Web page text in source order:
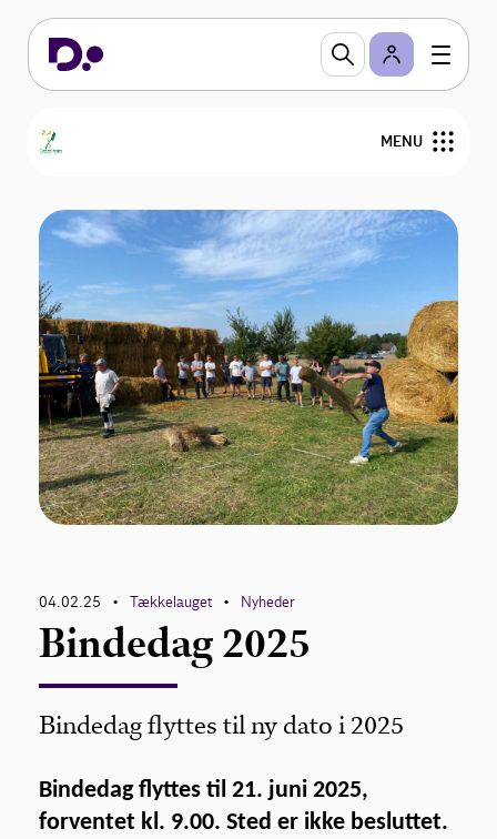
MENU
Find din tækkemand
Om stråtag
Om Tækkelauget
Bliv medlem
For medlemmer
Nyheder
04.02.25 • Tækkelauget • Nyheder
Bindedag 2025
Bindedag flyttes til ny dato i 2025
Bindedag flyttes til 21. juni 2025,
forventet kl. 9.00. Sted er ikke besluttet.